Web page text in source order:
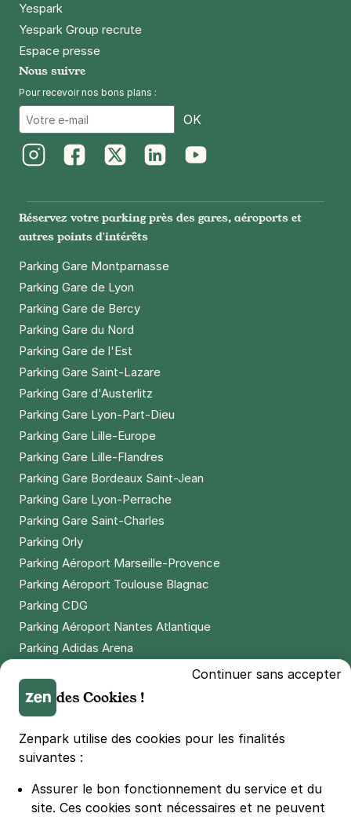
Réserver
+ Abonnements disponibles
Paris - Père Lachaise - Bagnolet
34 rue de Bagnolet
4,4(298 avis)
/heure 20 €/jour,
Paris - Père Lachaise - Ligner
3 rue Ligner
75020Paris
4,6(5 avis)
2,50 € /heure ,20 €/jour,65 €/semaine
Réserver
Paris - Montgallet - Daumesnil
11 rue Montgallet
2,50 € /heure,27 €/jour,81 €/semaine(tarifs dégressifs)
Réserver
+ Abonnements disponibles
Reuilly
75012Paris
Réserver
Yespark
Yespark Group recrute
Espace presse
Nous suivre
Pour recevoir nos bons plans :
OK
Réservez votre parking près des gares, aéroports et
autres points d'intérêts
Parking Gare Montparnasse
Parking Gare de Lyon
Parking Gare de Bercy
Parking Gare du Nord
Parking Gare de l'Est
Parking Gare Saint-Lazare
Parking Gare d'Austerlitz
Parking Gare Lyon-Part-Dieu
Parking Gare Lille-Europe
Parking Gare Lille-Flandres
Parking Gare Bordeaux Saint-Jean
Parking Gare Lyon-Perrache
Parking Gare Saint-Charles
Parking Orly
Parking Aéroport Marseille-Provence
Parking Aéroport Toulouse Blagnac
Parking CDG
Parking Aéroport Nantes Atlantique
Parking Adidas Arena
Parking LDLC Arena
Parking Stade Pierre Mauroy
Parking Groupama Stadium
Parking Vélodrome
Parking Bercy
Continuer sans accepter
des Cookies !
Zenpark utilise des cookies pour les finalités
suivantes :
Assurer le bon fonctionnement du service et du
site. Ces cookies sont nécessaires et ne peuvent